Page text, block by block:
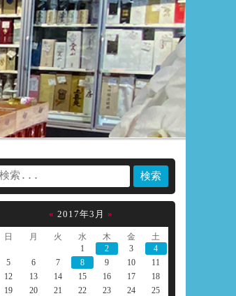
« 2017年3月 »
日 月 火 水 木 金
土
1
2 3
4
5
6 7 8 9 10
11
12
13 14 15 16 17
18
19
20 21 22 23 24
25